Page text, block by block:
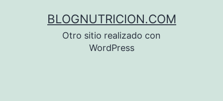
BLOGNUTRICION.COM
Otro sitio realizado con
WordPress